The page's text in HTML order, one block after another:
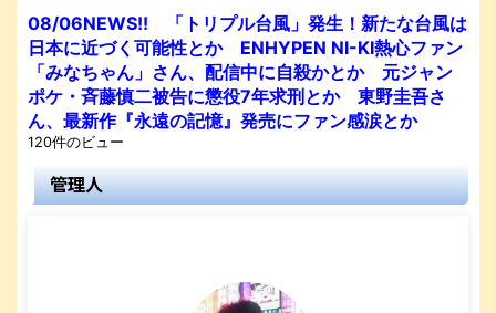
08/06NEWS!! 「トリプル台風」発生！新たな台風は
日本に近づく可能性とか ENHYPEN NI-KI熱心ファン
「みなちゃん」さん、配信中に自殺かとか 元ジャン
ポケ・斉藤慎二被告に懲役7年求刑とか 東野圭吾さ
ん、最新作『永遠の記憶』発売にファン感涙とか
120件のビュー
管理人